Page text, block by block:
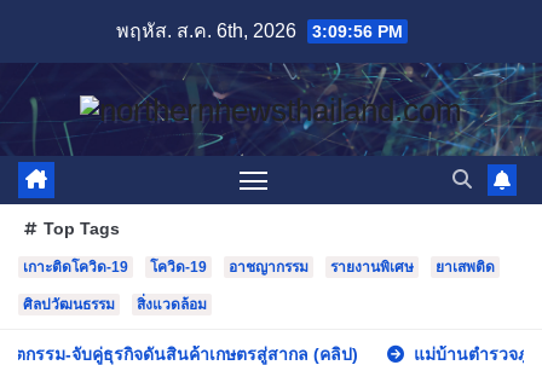
content
พฤหัส. ส.ค. 6th, 2026 3:09:57 PM
Top Tags
เกาะติดโควิด-19 โควิด-19 อาชญากรรม รายงานพิเศษ ยาเสพติด
ศิลปวัฒนธรรม สิ่งแวดล้อม
นค้าเกษตรสู่สากล (คลิป) แม่บ้านตำรวจภูธรภาค 6 มอบเงินช่วยเ